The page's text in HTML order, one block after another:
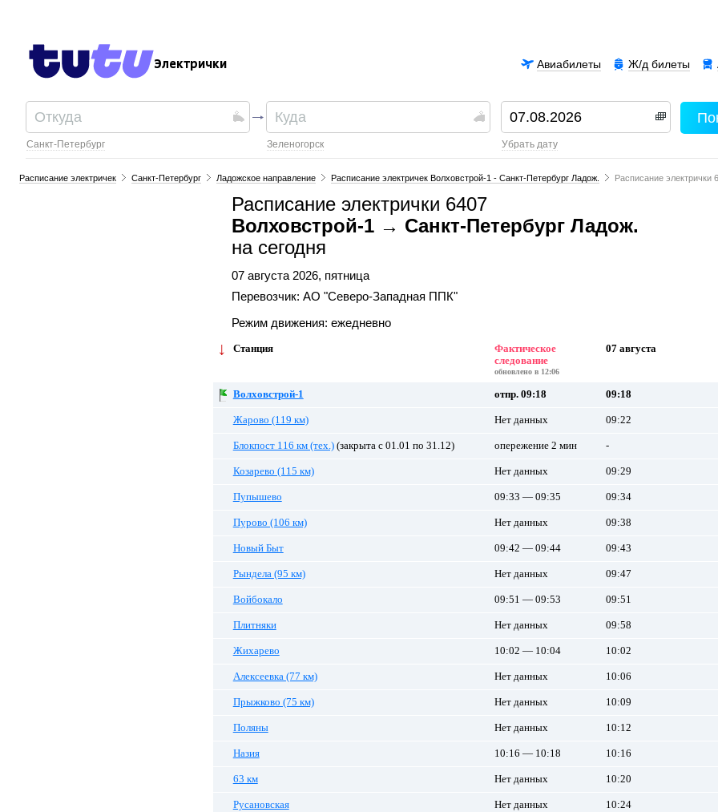
Электрички Ж/д билеты
Авиабилеты
Санкт-Петербург Зеленогорск убрать дату
Расписание электричек Санкт-Петербург Ладожское направление Расписание электричек Волховстрой-1 - Санкт-Петербург Ладож. Расписание электрички
Расписание электрички 6407
Волховстрой-1 → Санкт-Петербург Ладож.
на сегодня
07 августа 2026, пятница
Перевозчик: АО "Северо-Западная ППК"
Режим движения: ежедневно
Станция
Фактическое
следование
обновлено в 12:06
07 августа
Волховстрой-1 отпр. 09:18 09:18
Жарово (119 км) Нет данных 09:22
Блокпост 116 км (тех.)(закрыта с 01.01 по 31.12) опережение 2 мин -
Козарево (115 км) Нет данных 09:29
Пупышево 09:33 — 09:35 09:34
Пурово (106 км) Нет данных 09:38
Новый Быт 09:42 — 09:44 09:43
Рындела (95 км) Нет данных 09:47
Войбокало 09:51 — 09:53 09:51
Плитняки Нет данных 09:58
Жихарево 10:02 — 10:04 10:02
Алексеевка (77 км) Нет данных 10:06
Прыжково (75 км) Нет данных 10:09
Поляны Нет данных 10:12
Назия 10:16 — 10:18 10:16
63 км Нет данных 10:20
Русановская Нет данных 10:24